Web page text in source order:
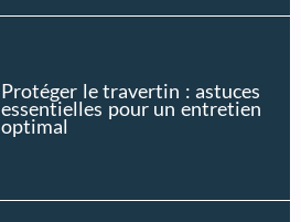
Protéger le travertin : astuces
essentielles pour un entretien
optimal